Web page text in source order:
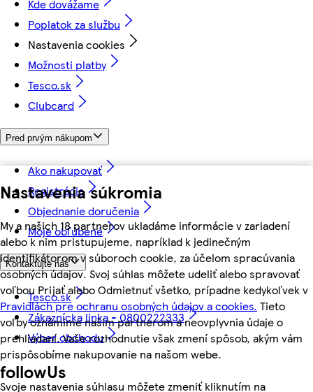
Nastavenia súkromia
My a našich 18 partnerov ukladáme informácie v zariadení
alebo k nim pristupujeme, napríklad k jedinečným
identifikátorom v súboroch cookie, za účelom spracúvania
osobných údajov. Svoj súhlas môžete udeliť alebo spravovať
voľbou Prijať alebo Odmietnuť všetko, prípadne kedykoľvek v
Pravidlách pre ochranu osobných údajov a cookies. Tieto
voľby oznámime našim partnerom a neovplyvnia údaje o
prehliadaní. Vaše rozhodnutie však zmení spôsob, akým vám
prispôsobíme nakupovanie na našom webe.
Svoje nastavenia súhlasu môžete zmeniť kliknutím na
Kde dovážame
Poplatok za službu
Nastavenia cookies
Možnosti platby
Tesco.sk
Clubcard
Pred prvým nákupom
Ako nakupovať
Registrácia
Objednanie doručenia
Moje obľúbené
Kontaktujte nás
Tesco.sk
Zákaznícka linka - 0800222333
Výber obchodu
followUs